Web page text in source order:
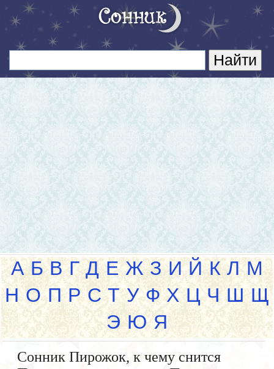
А Б В Г Д Е Ж З И Й К Л М
Н О П Р С Т У Ф Х Ц Ч Ш Щ
Э Ю Я
Сонник Пирожок, к чему снится